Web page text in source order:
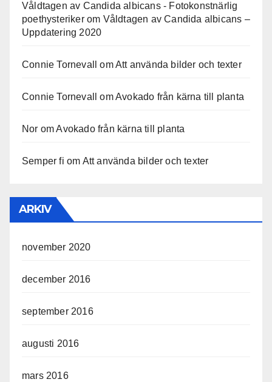
Våldtagen av Candida albicans - Fotokonstnärlig
poethysterikerom Våldtagen av Candida albicans –
Uppdatering 2020
Connie Tornevall omAtt använda bilder och texter
Connie Tornevall omAvokado från kärna till planta
Nor omAvokado från kärna till planta
Semper fi om Att använda bilder och texter
ARKIV
november 2020
december 2016
september 2016
augusti 2016
mars 2016